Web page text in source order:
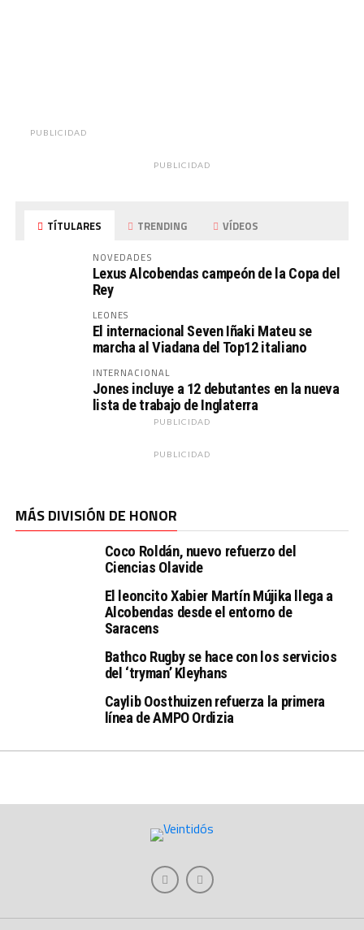
PUBLICIDAD
PUBLICIDAD
TÍTULARES TRENDING VÍDEOS
NOVEDADES
Lexus Alcobendas campeón de la Copa del
Rey
LEONES
El internacional Seven Iñaki Mateu se
marcha al Viadana del Top12 italiano
INTERNACIONAL
Jones incluye a 12 debutantes en la nueva
lista de trabajo de Inglaterra
PUBLICIDAD
PUBLICIDAD
MÁS DIVISIÓN DE HONOR
Coco Roldán, nuevo refuerzo del
Ciencias Olavide
El leoncito Xabier Martín Mújika llega a
Alcobendas desde el entorno de
Saracens
Bathco Rugby se hace con los servicios
del ‘tryman’ Kleyhans
Caylib Oosthuizen refuerza la primera
línea de AMPO Ordizia